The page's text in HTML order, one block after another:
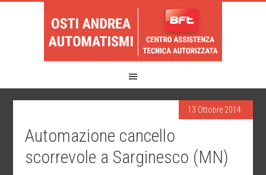
13 Ottobre 2014
Automazione cancello
scorrevole a Sarginesco (MN)